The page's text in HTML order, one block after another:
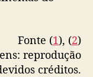
Fonte (1), (2)
reprodução
créditos.